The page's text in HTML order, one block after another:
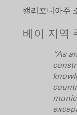
캘리포니아주
베이 지역
“As